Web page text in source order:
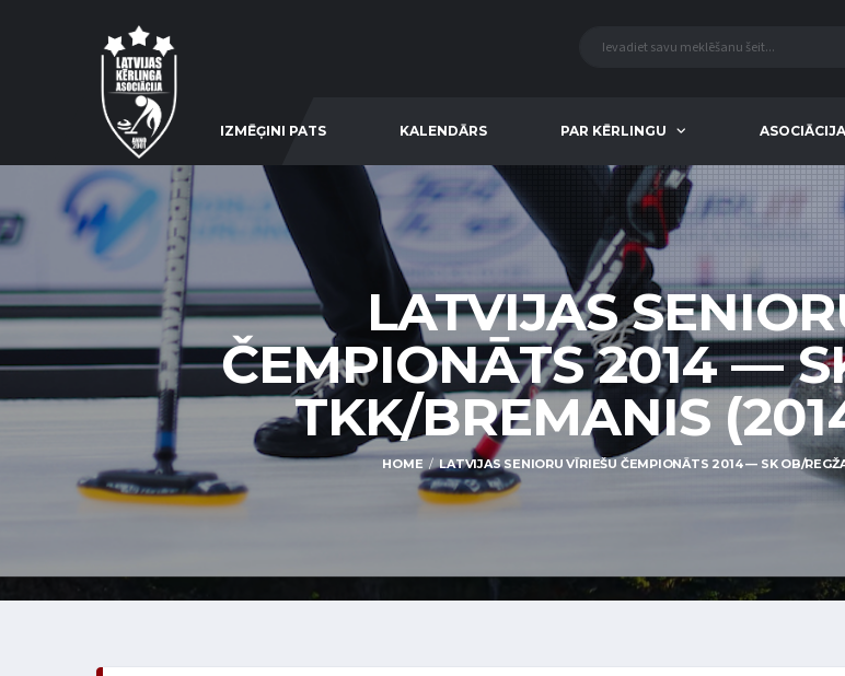
IZMĒĢINI PATS KALENDĀRS PAR KĒRLINGU
LATVIJAS
ČEMPIONĀTS 2014 —
TKK/BREMANIS
HOME LATVIJAS SENIORU VĪRIEŠU ČEMPIONĀTS 2014 — SK OB/